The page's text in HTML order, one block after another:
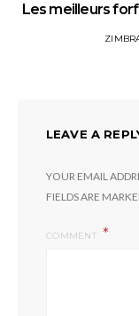
Les meilleurs
LEAVE A
YOUR EMAIL
FIELDS ARE
COMMENT